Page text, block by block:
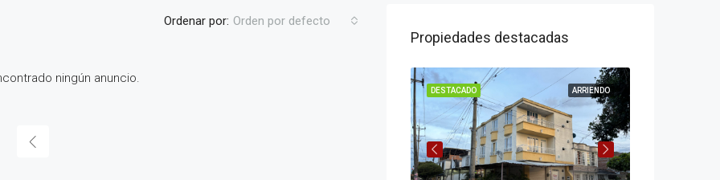
Ordenar por: Orden por defecto
ningún anuncio.
Propiedades destacadas
ARRIENDO
DESTACADO